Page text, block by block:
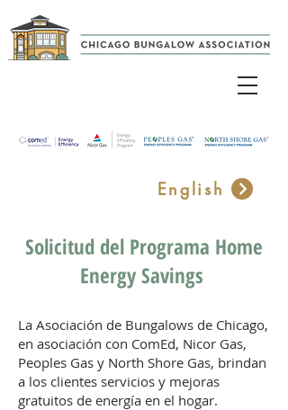
English
Solicitud del Programa Home
Energy Savings
La Asociación de Bungalows de Chicago,
en asociación con ComEd, Nicor Gas,
Peoples Gas y North Shore Gas, brindan
a los clientes servicios y mejoras
gratuitos de energía en el hogar.